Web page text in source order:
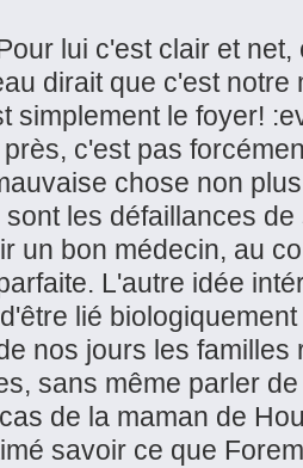
lui c'est clair et
dirait que c'est notre
simplement le foyer!
c'est pas
chose non
les défaillances
un bon médecin, au
L'autre idée
lié
nos jours les
sans même parler
de la maman de
savoir ce que